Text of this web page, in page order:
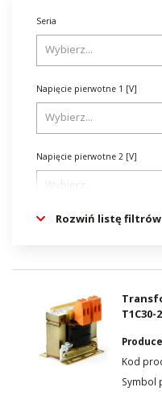
Seria
Napięcie pierwotne 1 [V]
Napięcie pierwotne 2 [V]
Napięcie pierwotne 3 [V]
Napięcie pierwotne 5 [V]
Rozwiń listę filtrów
T1C30-
Kod
Symbol